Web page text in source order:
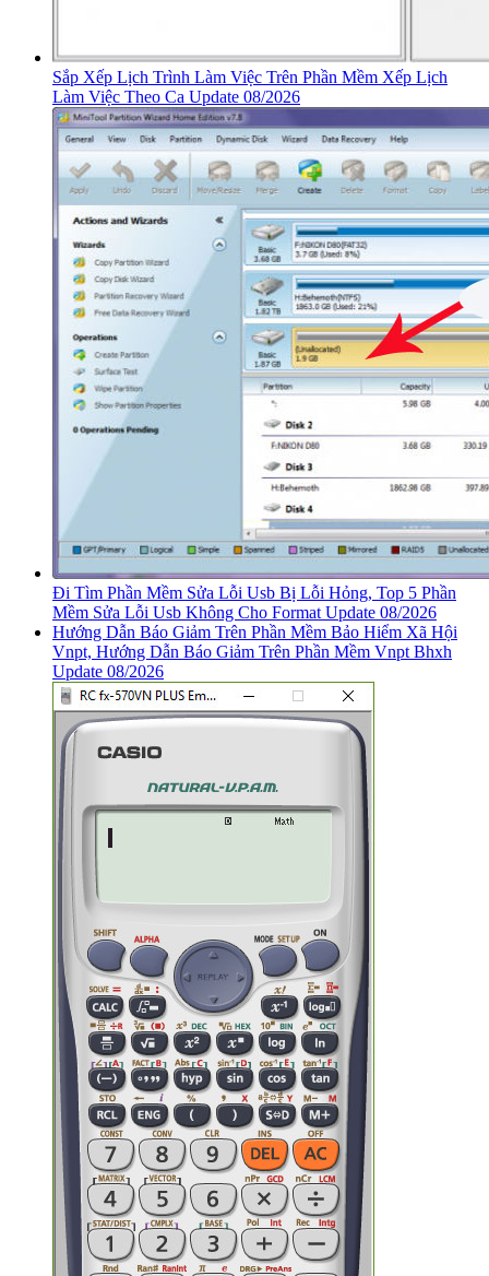
Sắp Xếp Lịch Trình Làm Việc Trên Phần Mềm Xếp Lịch
Làm Việc Theo Ca Update 08/2026
Đi Tìm Phần Mềm Sửa Lỗi Usb Bị Lỗi Hỏng, Top 5 Phần
Mềm Sửa Lỗi Usb Không Cho Format Update 08/2026
Hướng Dẫn Báo Giảm Trên Phần Mềm Bảo Hiểm Xã Hội
Vnpt, Hướng Dẫn Báo Giảm Trên Phần Mềm Vnpt Bhxh
Update 08/2026